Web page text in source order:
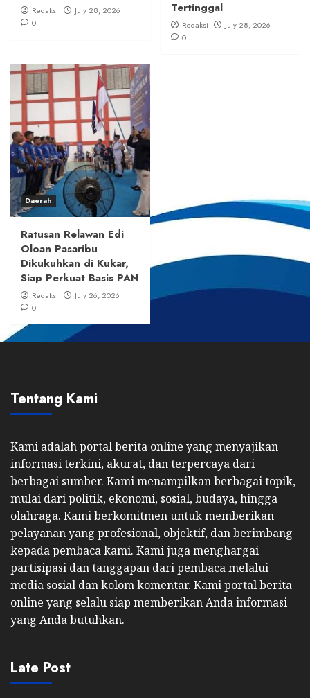
Redaksi
July 28, 2026
0
Tertinggal
Redaksi
July 28, 2026
0
Daerah
Ratusan Relawan Edi
Oloan Pasaribu
Dikukuhkan di Kukar,
Siap Perkuat Basis PAN
Redaksi
July 26, 2026
0
Tentang Kami
Kami adalah portal berita online yang menyajikan
informasi terkini, akurat, dan terpercaya dari
berbagai sumber. Kami menampilkan berbagai topik,
mulai dari politik, ekonomi, sosial, budaya, hingga
olahraga. Kami berkomitmen untuk memberikan
pelayanan yang profesional, objektif, dan berimbang
kepada pembaca kami. Kami juga menghargai
partisipasi dan tanggapan dari pembaca melalui
media sosial dan kolom komentar. Kami portal berita
online yang selalu siap memberikan Anda informasi
yang Anda butuhkan.
Late Post